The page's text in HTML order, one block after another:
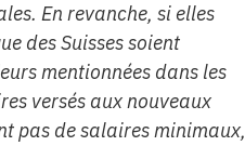
En revanche, si elles
des Suisses soient
mentionnées dans les
versés aux nouveaux
pas de salaires minimaux,